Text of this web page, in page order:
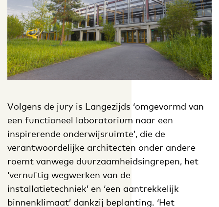
Volgens de jury is Langezijds ‘omgevormd van
een functioneel laboratorium naar een
inspirerende onderwijsruimte’, die de
verantwoordelijke architecten onder andere
roemt vanwege duurzaamheidsingrepen, het
‘vernuftig wegwerken van de
installatietechniek’ en ‘een aantrekkelijk
binnenklimaat’ dankzij beplanting. ‘Het